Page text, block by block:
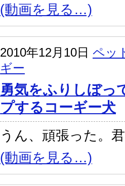
(動画を見る…)
2010年12月10日 ペッ
ギー
勇気をふりしぼっ
プするコーギー犬
うん、頑張った。
(動画を見る…)